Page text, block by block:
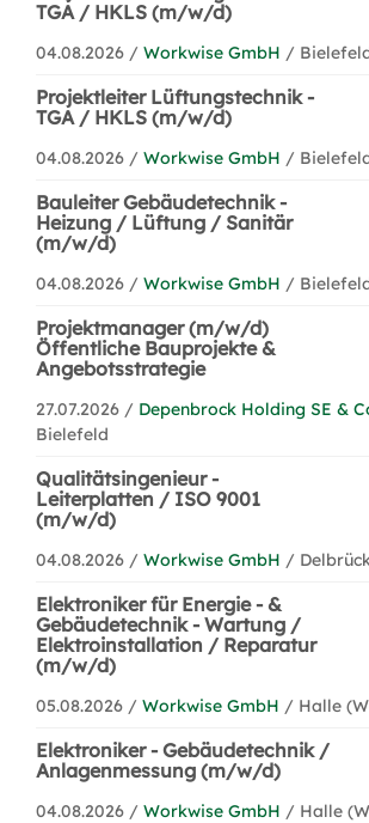
TGA / HKLS (m/w/d)
04.08.2026 / Workwise GmbH /
Projektleiter Lüftungstechnik -
TGA / HKLS (m/w/d)
04.08.2026 / Workwise GmbH /
Bauleiter Gebäudetechnik -
Heizung / Lüftung / Sanitär
(m/w/d)
04.08.2026 / Workwise GmbH /
Projektmanager (m/w/d)
Öffentliche Bauprojekte &
Angebotsstrategie
27.07.2026 / Depenbrock Holding SE &
Bielefeld
Qualitätsingenieur -
Leiterplatten / ISO 9001
(m/w/d)
04.08.2026 / Workwise GmbH /
Elektroniker für Energie - &
Gebäudetechnik - Wartung /
Elektroinstallation / Reparatur
(m/w/d)
05.08.2026 / Workwise GmbH / Halle
Elektroniker - Gebäudetechnik /
Anlagenmessung (m/w/d)
04.08.2026 / Workwise GmbH / Halle